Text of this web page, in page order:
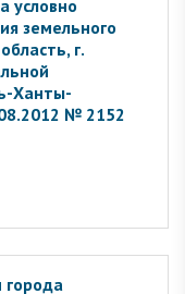
условно
земельного
г.
Ханты-
№ 2152